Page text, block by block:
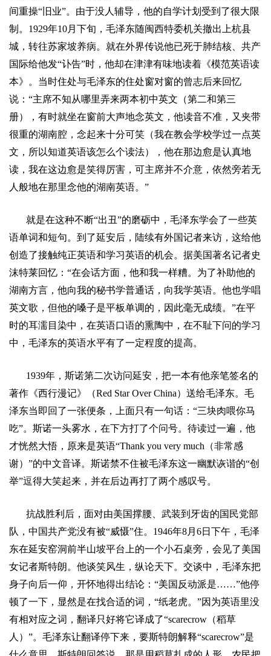
间重操“ 旧业”。由于没人辅导，他的自学计划受到了很大限
制。 1929年10月下旬，毛泽东随闽西特委机关撤出上杭县
城，转往苏家坡养病。就在外界传说他已死于肺结核、共产
国际给他发“讣告”时，他却在津津有味地读着《模范英语读
本》。当时住处与毛泽东的住处窗对窗的曾志后来回忆
说： “主席不知从哪里弄来两本初中英文（第二和第三
册），有时就坐在窗前大声地念英文，他读音不准，又夹带
很重的湖南腔，念起来十分可笑（我在教会学校学过一点英
文，所以知道英语该怎么个读法），他在那边愈是认真地
读，我在这边愈是笑得厉害，可主席并不介意，依然旁若无
人般地在那里念他的湖南英语。 ”
就是在这种不断“出丑”的磨砺中，毛泽东学会了一些英
语单词和短句。到了延安后，陆续有外国记者来访，这给他
创造了接触纯正英语和学习英语的机会。据美国著名记者史
沫特莱回忆： “在会话方面，他和我一样糟。为了补助他的
湖南方言，他向我的秘书学普通话，向我学英语。他也学唱
英文歌，但他的嗓子是平板单调的，因此毫无成绩。 ”在平
时的耳濡目染中，在英语口语的熏陶中，在不耻下问的学习
中，毛泽东的英语水平有了一定程度的提高。
1939年，斯诺第二次访问延安，把一本有他亲笔签名的
著作《西行漫记》（Red Star Over China）送给毛泽东。毛
泽东当即回了一张便条，上面只有一句话： “三块肉喂你马
吃”。斯诺一头雾水，在下方打了个问号。待读过一遍，他
才恍然大悟，原来是英语“Thank you very much （非常感
谢） ”的中文音译。斯诺禁不住被毛泽东这一幽默诙谐的“创
举”逗得大笑起来，并在后边再打了两个感叹号。
抗战胜利后，面对由美国撑腰、武装到牙齿的国民党部
队，中国共产党没有被“威慑”住。 1946年8月 6日下午 ，毛泽
东在延安窑洞前半山坡平台上的一个小石桌旁，会见了美国
女记者斯特朗。他谈笑风生，纵论天下。交谈中，毛泽东把
身子向后一仰，开怀地得出结论： “美国反动派是……”他停
顿了一下，显然是在找合适的词， “纸老虎。 ”因为英语里没
有相对应之词，翻译只好将它译成了“scarecrow （稻草
人） ”。毛泽东让翻译停下来，要斯特朗解释“scarecrow”是